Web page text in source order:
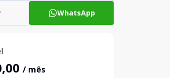
WhatsApp
/ mês